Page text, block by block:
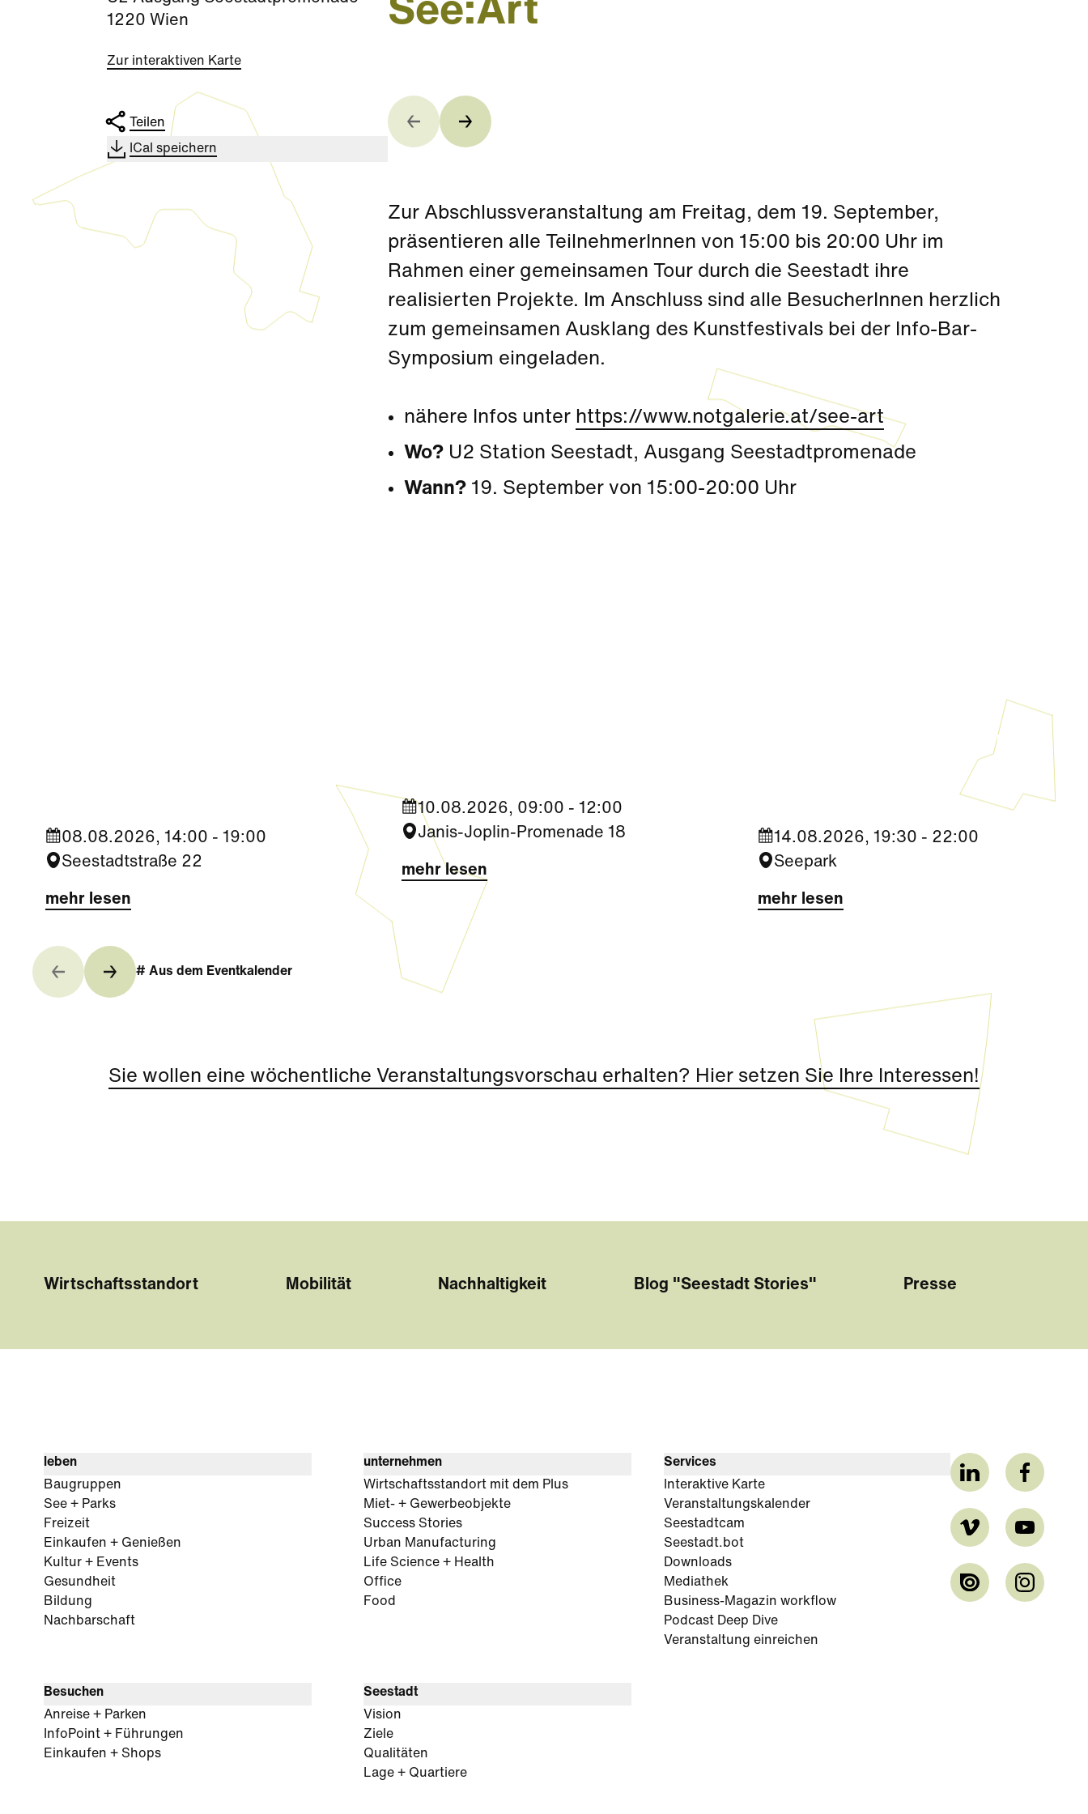
1220 Wien
Zur interaktiven Karte
Teilen
ICal speichern
See:Art
Zur Abschlussveranstaltung am Freitag, dem 19. September,
präsentieren alle TeilnehmerInnen von 15:00 bis 20:00 Uhr im
Rahmen einer gemeinsamen Tour durch die Seestadt ihre
realisierten Projekte. Im Anschluss sind alle BesucherInnen herzlich
zum gemeinsamen Ausklang des Kunstfestivals bei der Info-Bar-
Symposium eingeladen.
nähere Infos unter https://www.notgalerie.at/see-art
Wo?U2 Station Seestadt, Ausgang Seestadtpromenade
Wann?19. September von 15:00-20:00 Uhr
08.08.2026, 14:00 - 19:00
Seestadtstraße 22
mehr lesen
10.08.2026, 09:00 - 12:00
Janis-Joplin-Promenade 18
mehr lesen
Sommerkino im Seepark „Die
14.08.2026, 19:30 - 22:00
Seepark
mehr lesen
# Aus dem Eventkalender
Sie wollen eine wöchentliche Veranstaltungsvorschau erhalten? Hier setzen Sie Ihre Interessen!
Wirtschaftsstandort Mobilität Nachhaltigkeit Blog "Seestadt Stories" Presse
leben
Baugruppen
See + Parks
Freizeit
Einkaufen + Genießen
Kultur + Events
Gesundheit
Bildung
Nachbarschaft
unternehmen
Wirtschaftsstandort mit dem Plus
Miet- + Gewerbeobjekte
Success Stories
Urban Manufacturing
Life Science + Health
Office
Food
Besuchen
Anreise + Parken
InfoPoint + Führungen
Einkaufen + Shops
Seestadt
Vision
Ziele
Qualitäten
Lage + Quartiere
Services
Interaktive Karte
Veranstaltungskalender
Seestadtcam
Seestadt.bot
Downloads
Mediathek
Business-Magazin workflow
Podcast Deep Dive
Veranstaltung einreichen